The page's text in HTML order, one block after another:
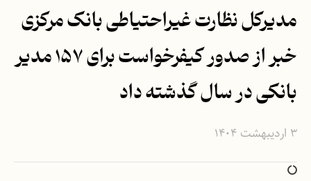
مدیرکل نظارت غیراحتیاطی بانک مرکزی
خبر از صدور کیفرخواست برای ۱۵۷ مدیر
بانکی در سال گذشته داد
۳ اردیبهشت ۱۴۰۴